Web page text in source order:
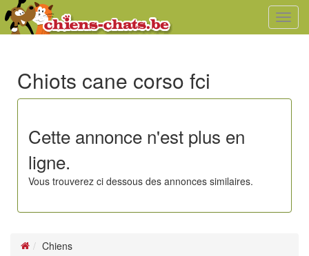
Chiots cane corso fci
Cette annonce n'est plus en
ligne.
Vous trouverez ci dessous des annonces similaires.
Chiens